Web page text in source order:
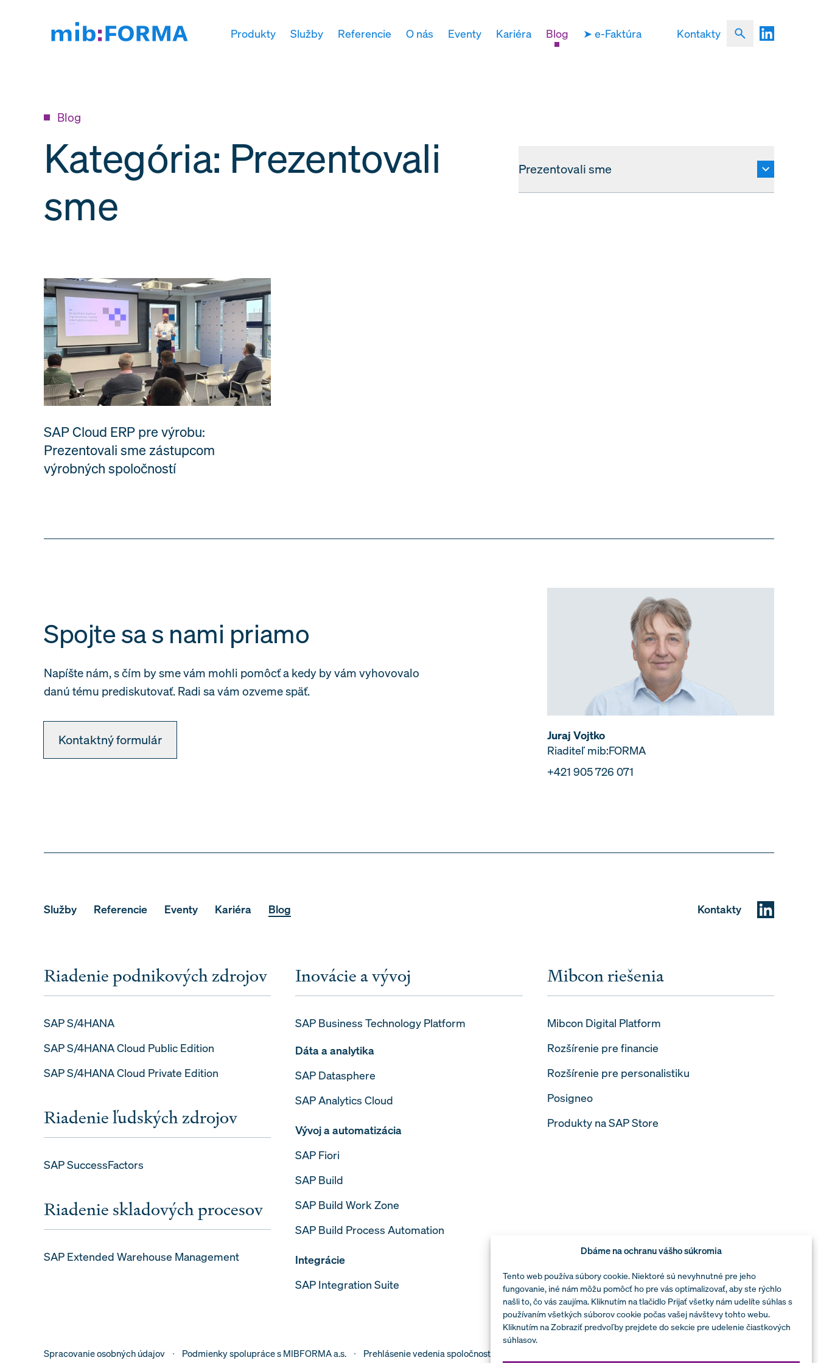
Dbáme na ochranu vášho súkromia
Tento web používa súbory cookie. Niektoré sú nevyhnutné pre jeho
fungovanie, iné nám môžu pomôcť ho pre vás optimalizovať, aby ste rýchlo
našli to, čo vás zaujíma. Kliknutím na tlačidlo Prijať všetky nám udelíte súhlas s
používaním všetkých súborov cookie počas vašej návštevy tohto webu.
Kliknutím na Zobraziť predvoľby prejdete do sekcie pre udelenie čiastkových
súhlasov.
Produkty Služby Referencie O nás Eventy Kariéra Blog ➤ e-Faktúra Kontakty
Blog
Kategória: Prezentovali
sme
Prezentovali sme
SAP Cloud ERP pre výrobu:
Prezentovali sme zástupcom
výrobných spoločností
Spojte sa s nami priamo
Napíšte nám, s čím by sme vám mohli pomôcť a kedy by vám vyhovovalo
danú tému prediskutovať. Radi sa vám ozveme späť.
Kontaktný formulár
Juraj Vojtko
Riaditeľ mib:FORMA
+421 905 726 071
Služby Referencie Eventy Kariéra Blog Kontakty
Riadenie podnikových zdrojov
SAP S/4HANA
SAP S/4HANA Cloud Public Edition
SAP S/4HANA Cloud Private Edition
Riadenie ľudských zdrojov
SAP SuccessFactors
Riadenie skladových procesov
SAP Extended Warehouse Management
Inovácie a vývoj
SAP Business Technology Platform
Dáta a analytika
SAP Datasphere
SAP Analytics Cloud
Vývoj a automatizácia
SAP Fiori
SAP Build
SAP Build Work Zone
SAP Build Process Automation
Integrácie
SAP Integration Suite
Mibcon riešenia
Mibcon Digital Platform
Rozšírenie pre financie
Rozšírenie pre personalistiku
Posigneo
Produkty na SAP Store
Spracovanie osobných údajov Podmienky spolupráce s MIBFORMA a.s. Prehlásenie vedenia spoločnosti k politike bezpečnosti informácií